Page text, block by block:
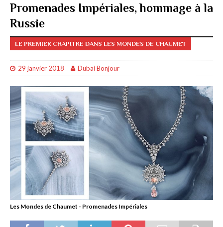
Promenades Impériales, hommage à la
Russie
LE PREMIER CHAPITRE DANS LES MONDES DE CHAUMET
29 janvier 2018 Dubai Bonjour
Les Mondes de Chaumet - Promenades Impériales